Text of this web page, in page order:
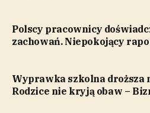
Polscy pracownicy
zachowań. Niepokojący
Wyprawka szkolna droższa
Rodzice nie kryją obaw –